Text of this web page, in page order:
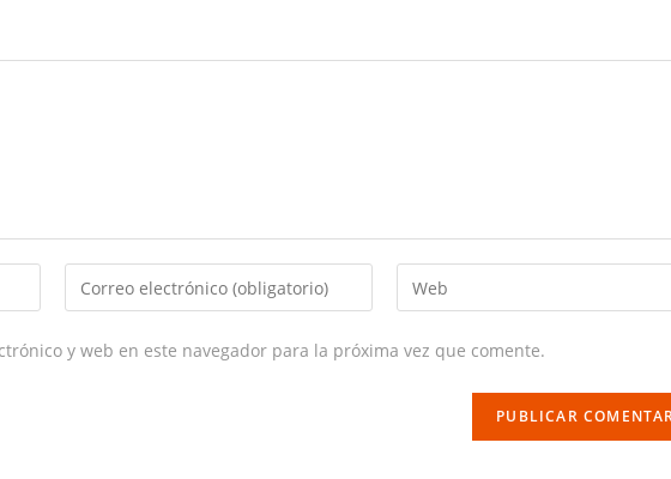
Enter
your
Enter
your
y web en este navegador para la próxima vez que comente.